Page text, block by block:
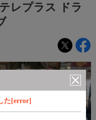
た[error]
レプラス ドラ